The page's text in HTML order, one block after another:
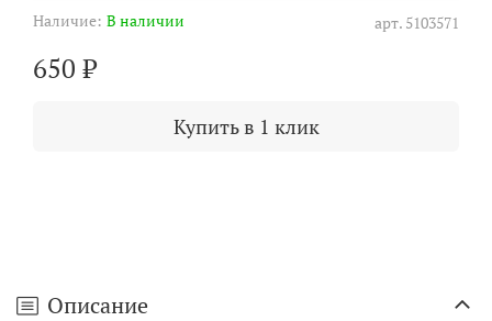
арт. 5103571
Наличие: В наличии
650 ₽
Купить в 1 клик
Описание